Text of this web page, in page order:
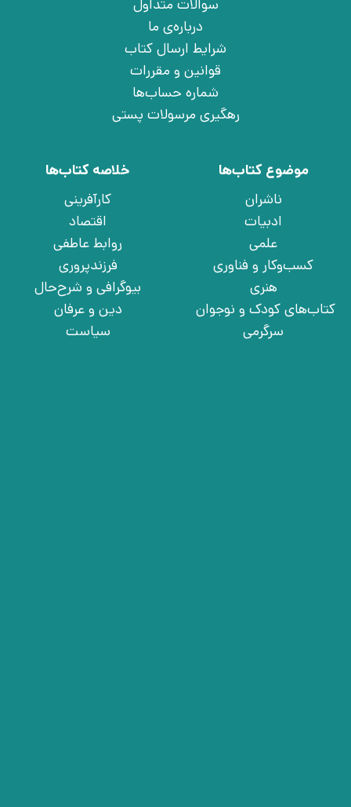
سوالات متداول
درباره‌ی ما
شرایط ارسال کتاب
قوانین و مقررات
شماره حساب‌ها
رهگیری مرسولات پستی
موضوع کتاب‌ها
ناشران
ادبیات
علمی
کسب‌وکار و فناوری
هنری
کتاب‌های کودک و نوجوان
سرگرمی
خلاصه کتاب‌ها
کارآفرینی
اقتصاد
روابط عاطفی
فرزندپروری
بیوگرافی و شرح‌حال
دین و عرفان
سیاست